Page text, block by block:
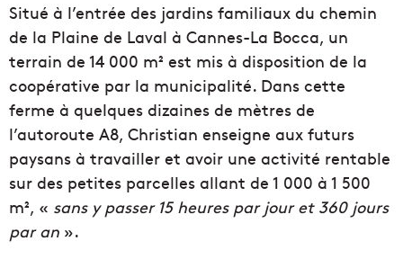
Situé à l’entrée des jardins familiaux du chemin
de la Plaine de Laval à Cannes-La Bocca, un
terrain de 14 000 m² est mis à disposition de la
coopérative par la municipalité. Dans cette
ferme à quelques dizaines de mètres de
l’autoroute A8, Christian enseigne aux futurs
paysans à travailler et avoir une activité rentable
sur des petites parcelles allant de 1 000 à 1 500
m², « sans y passer 15 heures par jour et 360 jours
par an ».